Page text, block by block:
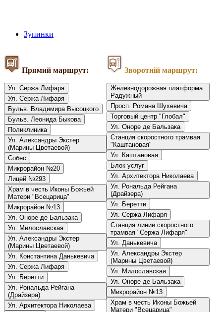
Зупинки
Прямий маршрут:
Ул. Сержа Лифаря
Ул. Сержа Лифаря
Бульв. Владимира Высоцкого
Бульв. Леонида Быкова
Поликлиника
Ул. Александры Экстер
(Марины Цветаевой)
Собес
Микрорайон №20
Лицей №293
Храм в честь Иконы Божьей
Матери "Всецарица"
Микрорайон №13
Ул. Оноре де Бальзака
Ул. Милославская
Ул. Александры Экстер
(Марины Цветаевой)
Ул. Константина Данькевича
Ул. Сержа Лифаря
Ул. Беретти
Ул. Рональда Рейгана
(Драйзера)
Ул. Архитектора Николаева
Зворотній маршрут:
Железнодорожная платформа
Радужный
Просп. Романа Шухевича
Торговый центр "Глобал"
Ул. Оноре де Бальзака
Станция скоростного трамвая
"Каштановая"
Ул. Каштановая
Блок услуг
Ул. Архитектора Николаева
Ул. Рональда Рейгана
(Драйзера)
Ул. Беретти
Ул. Сержа Лифаря
Станция линии скоростного
трамвая "Сержа Лифаря"
Ул. Данькевича
Ул. Александры Экстер
(Марины Цветаевой)
Ул. Милославская
Ул. Оноре де Бальзака
Микрорайон №13
Храм в честь Иконы Божьей
Матери "Всецарица"